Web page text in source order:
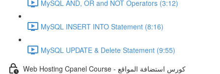
MySQL AND, OR and NOT Operators (3:12)
MySQL INSERT INTO Statement (8:16)
MySQL UPDATE & Delete Statement (9:55)
Web Hosting Cpanel Course - كورس استضافة المواقع